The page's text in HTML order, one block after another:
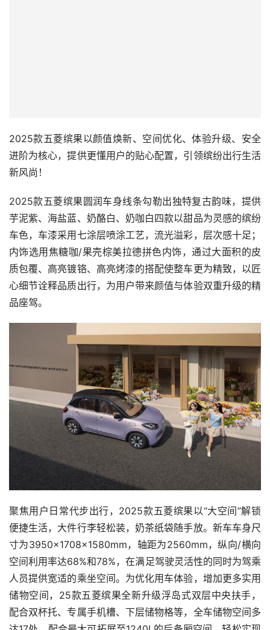
2025款五菱缤果以颜值焕新、空间优化、体验升级、安全
进阶为核心，提供更懂用户的贴心配置，引领缤纷出行生活
新风尚！
2025款五菱缤果圆润车身线条勾勒出独特复古韵味，提供
芋泥紫、海盐蓝、奶酪白、奶咖白四款以甜品为灵感的缤纷
车色，车漆采用七涂层喷涂工艺，流光溢彩，层次感十足；
内饰选用焦糖咖/果壳棕美拉德拼色内饰，通过大面积的皮
质包覆、高亮镀铬、高亮烤漆的搭配使整车更为精致，以匠
心细节诠释品质出行，为用户带来颜值与体验双重升级的精
品座驾。
聚焦用户日常代步出行，2025款五菱缤果以“大空间”解锁
便捷生活，大件行李轻松装，奶茶纸袋随手放。新车车身尺
寸为3950×1708×1580mm，轴距为2560mm，纵向/横向
空间利用率达68%和78%，在满足驾驶灵活性的同时为驾乘
人员提供宽适的乘坐空间。为优化用车体验，增加更多实用
储物空间，25款五菱缤果全新升级浮岛式双层中央扶手，
配合双杯托、专属手机槽、下层储物格等，全车储物空间多